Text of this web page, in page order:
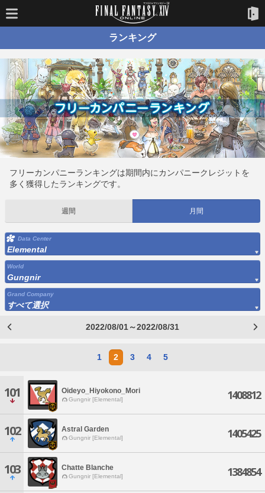
ランキング
フリーカンパニーランキングは期間内にカンパニークレジットを
多く獲得したランキングです。
週間 月間
Data Center
Elemental
World
Gungnir
Grand Company
すべて選択
2022/08/01～2022/08/31
1 2 3 4 5
101 Oideyo_Hiyokono_Mori
Gungnir [Elemental] 1408812
102 Astral Garden
Gungnir [Elemental] 1405425
103 Chatte Blanche
Gungnir [Elemental] 1384854